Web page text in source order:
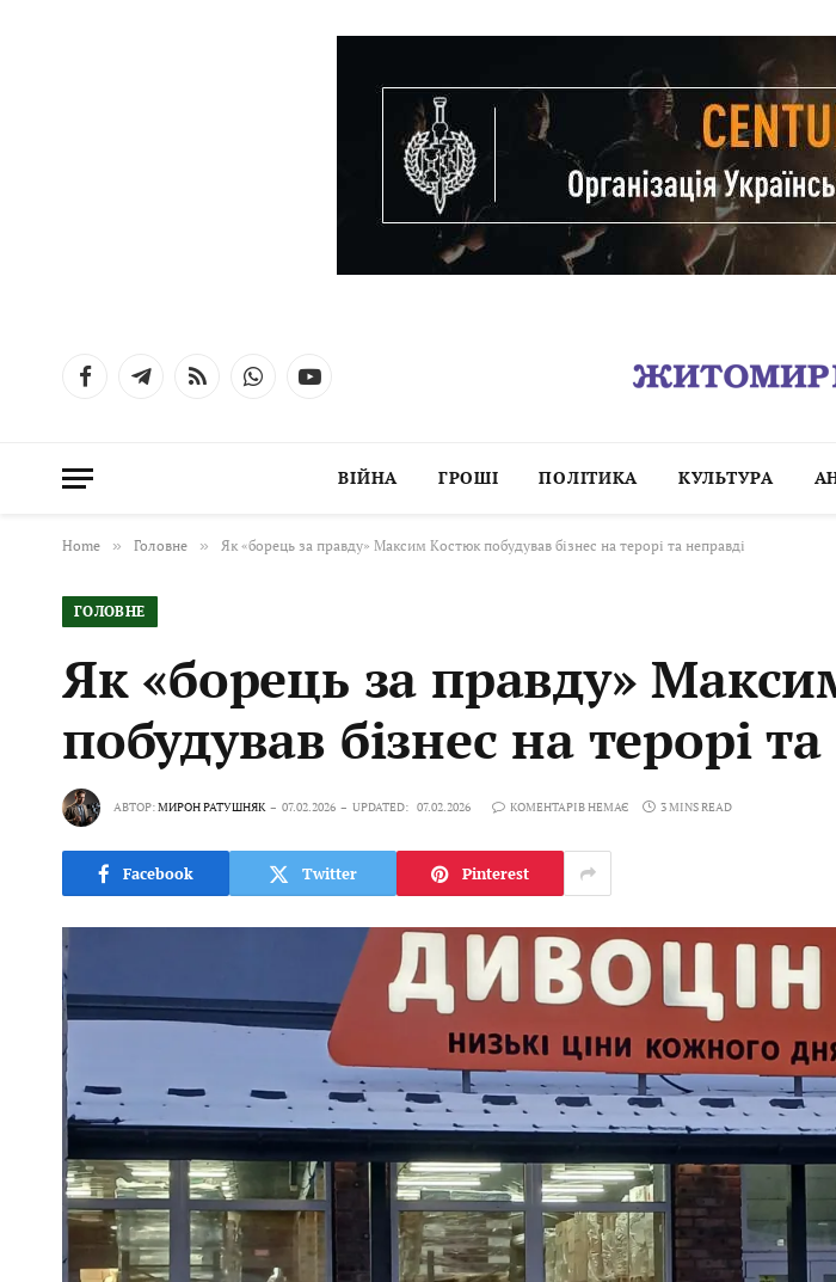
FacebookTelegramRSS WhatsAppYouTube
ВІЙНА ГРОШІ ПОЛІТИКА КУЛЬТУРА
Home » Головне » Як «борець за правду» Максим Костюк побудував бізнес на терорі та неправді
ГОЛОВНЕ
Як «борець за правду»
побудував бізнес на терорі
АВТОР:МИРОН РАТУШНЯК 07.02.2026 UPDATED: 07.02.2026 КОМЕНТАРІВ НЕМАЄ 3 MINS READ
Facebook Twitter Pinterest